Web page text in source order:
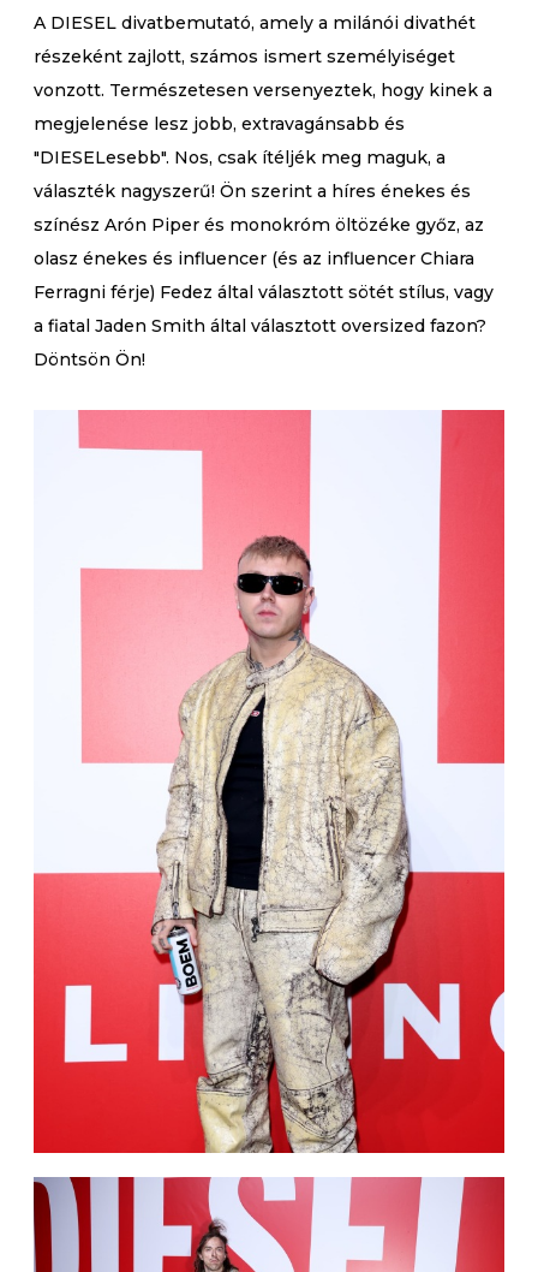
A DIESEL divatbemutató, amely a milánói divathét
részeként zajlott, számos ismert személyiséget
vonzott. Természetesen versenyeztek, hogy kinek a
megjelenése lesz jobb, extravagánsabb és
"DIESELesebb". Nos, csak ítéljék meg maguk, a
választék nagyszerű! Ön szerint a híres énekes és
színész Arón Piper és monokróm öltözéke győz, az
olasz énekes és influencer (és az influencer Chiara
Ferragni férje) Fedez által választott sötét stílus, vagy
a fiatal Jaden Smith által választott oversized fazon?
Döntsön Ön!